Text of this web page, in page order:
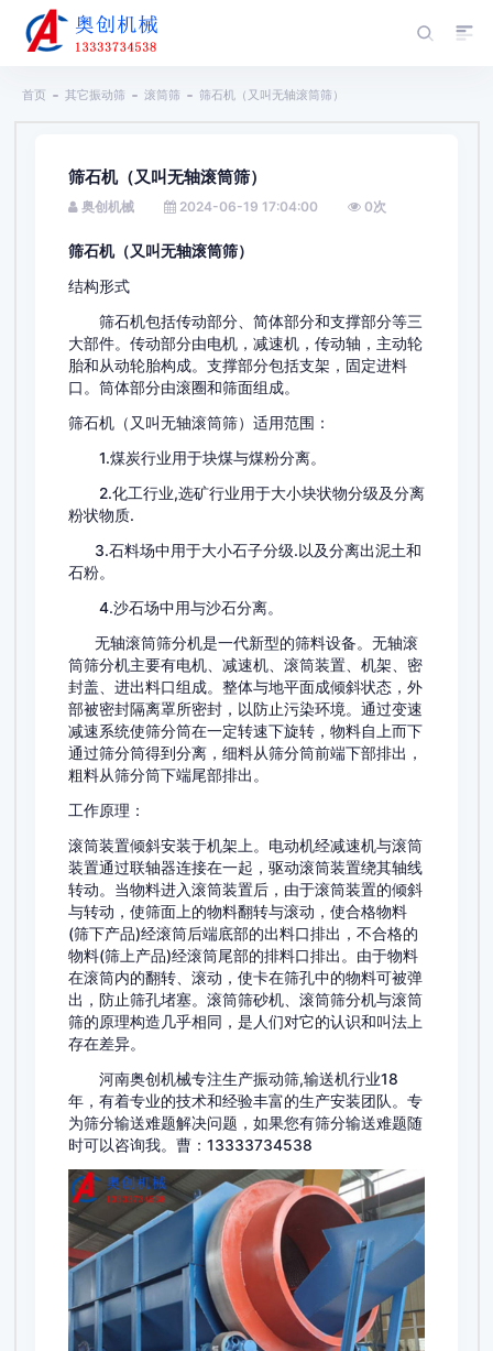
首页 其它振动筛 滚筒筛 筛石机（又叫无轴滚筒筛）
筛石机（又叫无轴滚筒筛）
奥创机械 2024-06-19 17:04:00 0次
筛石机（又叫无轴滚筒筛）
结构形式
筛石机包括传动部分、简体部分和支撑部分等三
大部件。传动部分由电机，减速机，传动轴，主动轮
胎和从动轮胎构成。支撑部分包括支架，固定进料
口。筒体部分由滚圈和筛面组成。
筛石机（又叫无轴滚筒筛）适用范围：
1.煤炭行业用于块煤与煤粉分离。
2.化工行业,选矿行业用于大小块状物分级及分离
粉状物质.
3.石料场中用于大小石子分级.以及分离出泥土和
石粉。
4.沙石场中用与沙石分离。
无轴滚筒筛分机是一代新型的筛料设备。无轴滚
筒筛分机主要有电机、减速机、滚筒装置、机架、密
封盖、进出料口组成。整体与地平面成倾斜状态，外
部被密封隔离罩所密封，以防止污染环境。通过变速
减速系统使筛分筒在一定转速下旋转，物料自上而下
通过筛分筒得到分离，细料从筛分筒前端下部排出，
粗料从筛分筒下端尾部排出。
工作原理：
滚筒装置倾斜安装于机架上。电动机经减速机与滚筒
装置通过联轴器连接在一起，驱动滚筒装置绕其轴线
转动。当物料进入滚筒装置后，由于滚筒装置的倾斜
与转动，使筛面上的物料翻转与滚动，使合格物料
(筛下产品)经滚筒后端底部的出料口排出，不合格的
物料(筛上产品)经滚筒尾部的排料口排出。由于物料
在滚筒内的翻转、滚动，使卡在筛孔中的物料可被弹
出，防止筛孔堵塞。滚筒筛砂机、滚筒筛分机与滚筒
筛的原理构造几乎相同，是人们对它的认识和叫法上
存在差异。
河南奥创机械专注生产振动筛,输送机行业18
年，有着专业的技术和经验丰富的生产安装团队。专
为筛分输送难题解决问题，如果您有筛分输送难题随
时可以咨询我。曹：13333734538